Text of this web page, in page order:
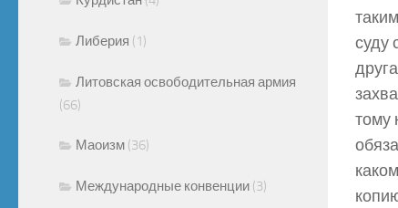
суду
тому
Либерия (1)
Литовская освободительная армия
(66)
Маоизм (36)
Международные конвенции (3)